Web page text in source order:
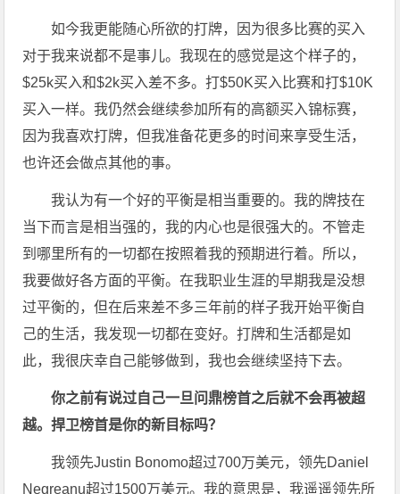
如今我更能随心所欲的打牌，因为很多比赛的买入
对于我来说都不是事儿。我现在的感觉是这个样子的，
$25k买入和$2k买入差不多。打$50K买入比赛和打$10K
买入一样。我仍然会继续参加所有的高额买入锦标赛，
因为我喜欢打牌，但我准备花更多的时间来享受生活，
也许还会做点其他的事。
我认为有一个好的平衡是相当重要的。我的牌技在
当下而言是相当强的，我的内心也是很强大的。不管走
到哪里所有的一切都在按照着我的预期进行着。所以，
我要做好各方面的平衡。在我职业生涯的早期我是没想
过平衡的，但在后来差不多三年前的样子我开始平衡自
己的生活，我发现一切都在变好。打牌和生活都是如
此，我很庆幸自己能够做到，我也会继续坚持下去。
你之前有说过自己一旦问鼎榜首之后就不会再被超
越。捍卫榜首是你的新目标吗？
我领先Justin Bonomo超过700万美元，领先Daniel
Negreanu超过1500万美元。我的意思是，我遥遥领先所